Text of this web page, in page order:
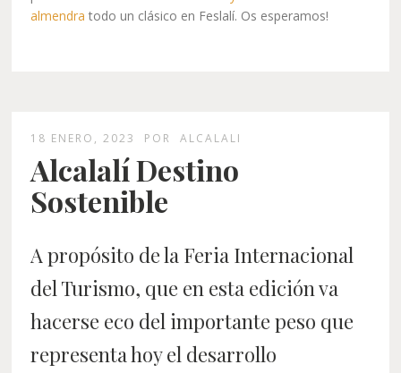
almendra todo un clásico en Feslalí. Os esperamos!
18 ENERO, 2023 POR ALCALALI
Alcalalí Destino
Sostenible
A propósito de la Feria Internacional
del Turismo, que en esta edición va
hacerse eco del importante peso que
representa hoy el desarrollo